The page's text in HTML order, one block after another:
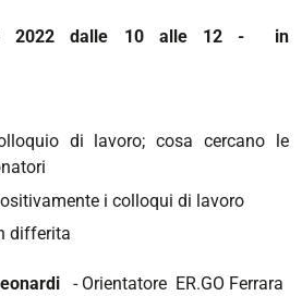
2022 dalle 10 alle 12 - in
di lavoro; cosa cercano le
i colloqui di lavoro
differita
- Orientatore ER.GO Ferrara